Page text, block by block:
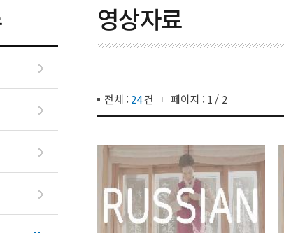
영상자료
전체 : 24건 페이지 : 1 / 2